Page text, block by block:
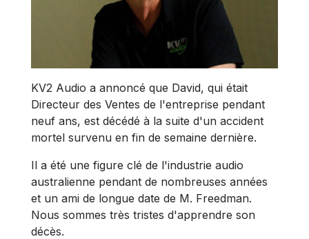
KV2 Audio a annoncé que David, qui était
Directeur des Ventes de l'entreprise pendant
neuf ans, est décédé à la suite d'un accident
mortel survenu en fin de semaine dernière.
Il a été une figure clé de l'industrie audio
australienne pendant de nombreuses années
et un ami de longue date de M. Freedman.
Nous sommes très tristes d'apprendre son
décès.